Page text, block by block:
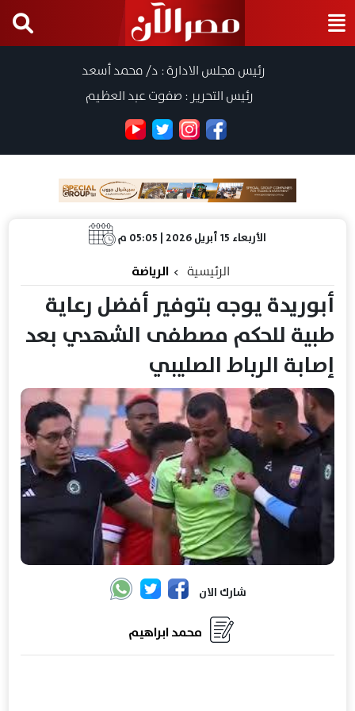
رئيس مجلس الادارة : د/ محمد أسعد
رئيس التحرير : صفوت عبد العظيم
الأربعاء 15 أبريل 2026 | 05:05 م
الرئيسية الرياضة
أبوريدة يوجه بتوفير أفضل رعاية
طبية للحكم مصطفى الشهدي بعد
إصابة الرباط الصليبي
شارك الان
محمد ابراهيم